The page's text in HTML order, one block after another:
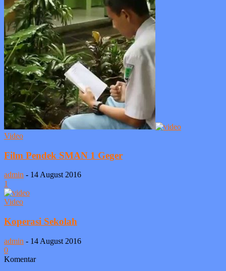
Video
Film Pendek SMAN 1 Geger
admin - 14 August 2016
1
Video
Koperasi Sekolah
admin - 14 August 2016
0
Komentar